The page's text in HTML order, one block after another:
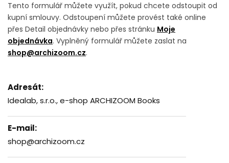
Tento formulář můžete využít, pokud chcete odstoupit od
kupní smlouvy. Odstoupení můžete provést také online
přes Detail objednávky nebo přes stránku Moje
objednávka. Vyplněný formulář můžete zaslat na
shop@archizoom.cz.
Adresát:
Idealab, s.r.o., e-shop ARCHIZOOM Books
E-mail:
shop@archizoom.cz